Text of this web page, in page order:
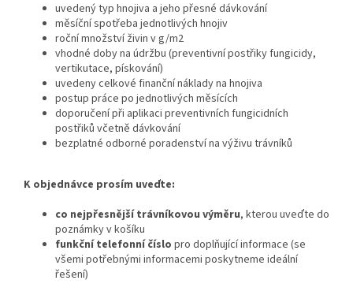
uvedený typ hnojiva a jeho přesné dávkování
měsíční spotřeba jednotlivých hnojiv
roční množství živin v g/m2
vhodné doby na údržbu (preventivní postřiky fungicidy,
vertikutace, pískování)
uvedeny celkové finanční náklady na hnojiva
postup práce po jednotlivých měsících
doporučení při aplikaci preventivních fungicidních
postřiků včetně dávkování
bezplatné odborné poradenství na výživu trávníků
K objednávce prosím uveďte:
co nejpřesnější trávníkovou výměru, kterou uveďte do
poznámky v košíku
funkční telefonní číslo pro doplňující informace (se
všemi potřebnými informacemi poskytneme ideální
řešení)